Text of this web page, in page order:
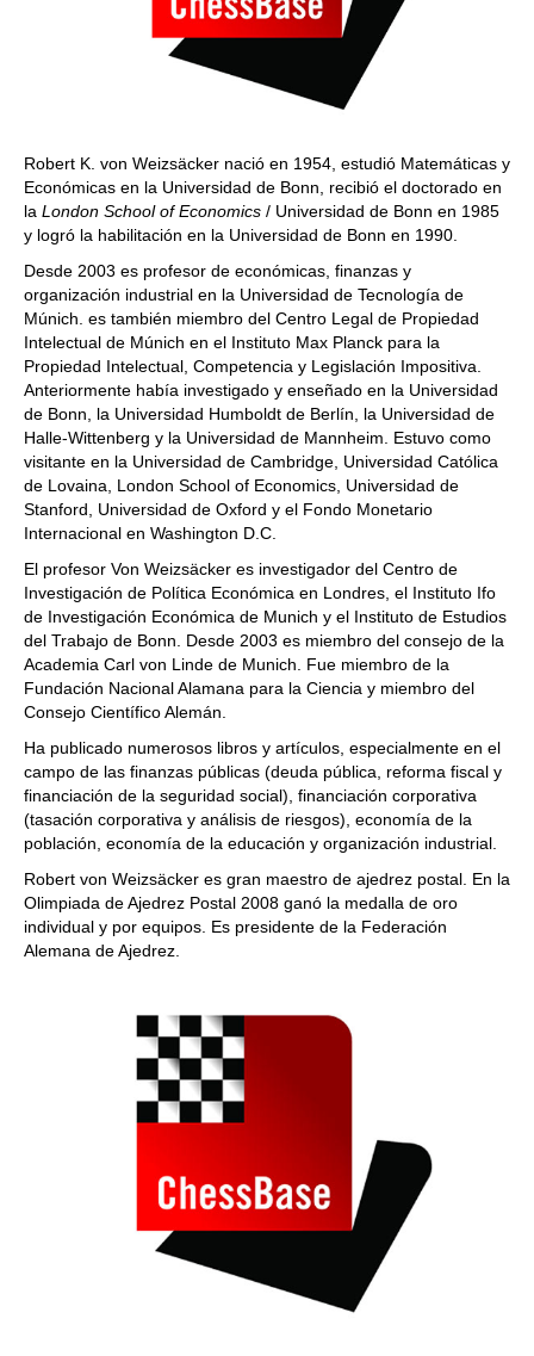
Robert K. von Weizsäcker nació en 1954, estudió Matemáticas y
Económicas en la Universidad de Bonn, recibió el doctorado en
la London School of Economics / Universidad de Bonn en 1985
y logró la habilitación en la Universidad de Bonn en 1990.
Desde 2003 es profesor de económicas, finanzas y
organización industrial en la Universidad de Tecnología de
Múnich. es también miembro del Centro Legal de Propiedad
Intelectual de Múnich en el Instituto Max Planck para la
Propiedad Intelectual, Competencia y Legislación Impositiva.
Anteriormente había investigado y enseñado en la Universidad
de Bonn, la Universidad Humboldt de Berlín, la Universidad de
Halle-Wittenberg y la Universidad de Mannheim. Estuvo como
visitante en la Universidad de Cambridge, Universidad Católica
de Lovaina, London School of Economics, Universidad de
Stanford, Universidad de Oxford y el Fondo Monetario
Internacional en Washington D.C.
El profesor Von Weizsäcker es investigador del Centro de
Investigación de Política Económica en Londres, el Instituto Ifo
de Investigación Económica de Munich y el Instituto de Estudios
del Trabajo de Bonn. Desde 2003 es miembro del consejo de la
Academia Carl von Linde de Munich. Fue miembro de la
Fundación Nacional Alamana para la Ciencia y miembro del
Consejo Científico Alemán.
Ha publicado numerosos libros y artículos, especialmente en el
campo de las finanzas públicas (deuda pública, reforma fiscal y
financiación de la seguridad social), financiación corporativa
(tasación corporativa y análisis de riesgos), economía de la
población, economía de la educación y organización industrial.
Robert von Weizsäcker es gran maestro de ajedrez postal. En la
Olimpiada de Ajedrez Postal 2008 ganó la medalla de oro
individual y por equipos. Es presidente de la Federación
Alemana de Ajedrez.